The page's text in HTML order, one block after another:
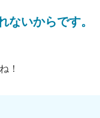
ないからです。
！